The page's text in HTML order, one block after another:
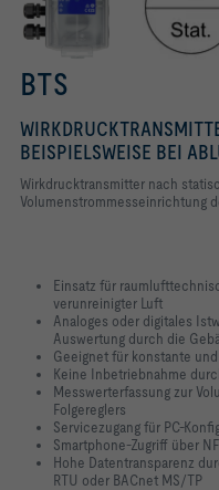
BTS
BEISPIELSWEISE BEI
Wirkdrucktransmitter nach
Volumenstrommesseinrichtung
Einsatz für
verunreinigter Luft
Analoges oder digitales
Auswertung durch die
Geeignet für konstante
Keine Inbetriebnahme
Messwerterfassung zur
Folgereglers
Servicezugang für PC-
Smartphone-Zugriff über
Hohe Datentransparenz
RTU oder BACnet MS/TP